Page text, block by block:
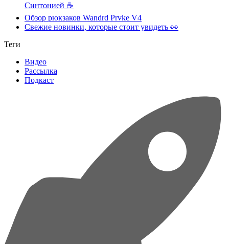
Синтонией ☕
Обзор рюкзаков Wandrd Prvke V4
Свежие новинки, которые стоит увидеть 👀
Теги
Видео
Рассылка
Подкаст